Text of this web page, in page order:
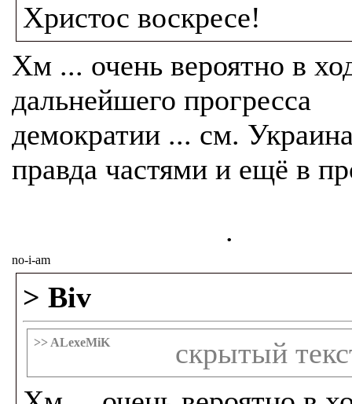
Христос воскресе!
Хм ... очень вероятно в
дальнейшего прогресса
демократии ... см.
правда частями и ещё в
.
no-i-am
> Biv
>> ALexeMiK
скрытый